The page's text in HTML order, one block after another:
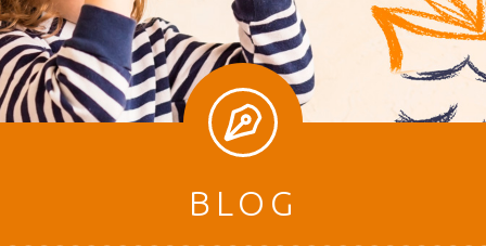
BLOG